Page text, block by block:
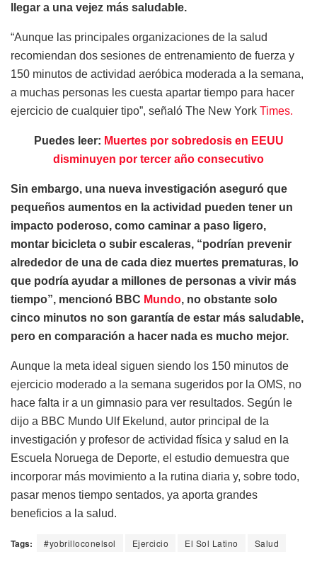
llegar a una vejez más saludable.
“Aunque las principales organizaciones de la salud
recomiendan dos sesiones de entrenamiento de fuerza y
150 minutos de actividad aeróbica moderada a la semana,
a muchas personas les cuesta apartar tiempo para hacer
ejercicio de cualquier tipo”, señaló The New York Times.
Puedes leer: Muertes por sobredosis en EEUU
disminuyen por tercer año consecutivo
Sin embargo, una nueva investigación aseguró que
pequeños aumentos en la actividad pueden tener un
impacto poderoso, como caminar a paso ligero,
montar bicicleta o subir escaleras, “podrían prevenir
alrededor de una de cada diez muertes prematuras, lo
que podría ayudar a millones de personas a vivir más
tiempo”, mencionó BBC Mundo, no obstante solo
cinco minutos no son garantía de estar más saludable,
pero en comparación a hacer nada es mucho mejor.
Aunque la meta ideal siguen siendo los 150 minutos de
ejercicio moderado a la semana sugeridos por la OMS, no
hace falta ir a un gimnasio para ver resultados. Según le
dijo a BBC Mundo Ulf Ekelund, autor principal de la
investigación y profesor de actividad física y salud en la
Escuela Noruega de Deporte, el estudio demuestra que
incorporar más movimiento a la rutina diaria y, sobre todo,
pasar menos tiempo sentados, ya aporta grandes
beneficios a la salud.
Tags: #yobrilloconelsol Ejercicio El Sol Latino Salud